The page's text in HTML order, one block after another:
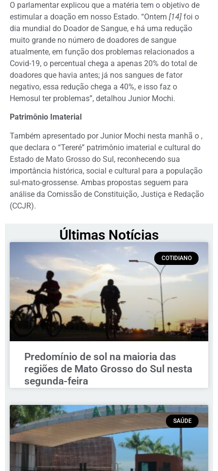
O parlamentar explicou que a matéria tem o objetivo de
estimular a doação em nosso Estado. “Ontem [14]foi o
dia mundial do Doador de Sangue, e há uma redução
muito grande no número de doadores de sangue
atualmente, em função dos problemas relacionados a
Covid-19, o percentual chega a apenas 20% do total de
doadores que havia antes; já nos sangues de fator
negativo, essa redução chega a 40%, e isso faz o
Hemosul ter problemas”, detalhou Junior Mochi.
Patrimônio Imaterial
Também apresentado por Junior Mochi nesta manhã o ,
que declara o “Tereré” patrimônio imaterial e cultural do
Estado de Mato Grosso do Sul, reconhecendo sua
importância histórica, social e cultural para a população
sul-mato-grossense. Ambas propostas seguem para
análise da Comissão de Constituição, Justiça e Redação
(CCJR).
Últimas Notícias
COTIDIANO
Predomínio de sol na maioria das
regiões de Mato Grosso do Sul nesta
segunda-feira
SAÚDE